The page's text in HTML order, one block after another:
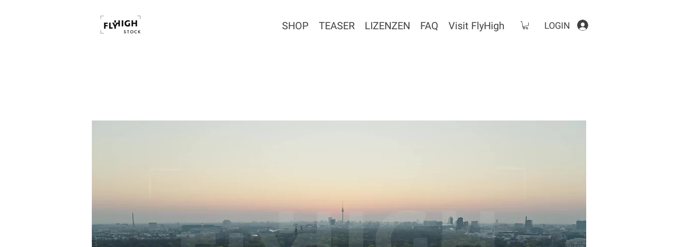
SHOP TEASER LIZENZEN FAQ Visit FlyHigh LOGIN